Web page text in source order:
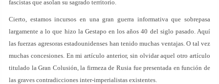
fascistas que asolan su sagrado territorio.
Cierto, estamos incursos en una gran guerra informativa que sobrepasa
largamente a lo que hizo la Gestapo en los años 40 del siglo pasado. Aquí
las fuerzas agresoras estadounidenses han tenido muchas ventajas. O tal vez
muchas concesiones. En mi artículo anterior, sin olvidar aquel otro artículo
titulado la Gran Colusión, la firmeza de Rusia fue presentada en función de
las graves contradicciones inter-imperialistas existentes.